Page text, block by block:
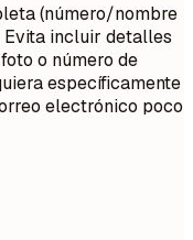
(número/nombre
incluir detalles
o número de
específicamente
electrónico poco